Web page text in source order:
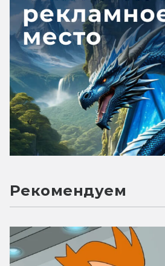
Рекомендуем